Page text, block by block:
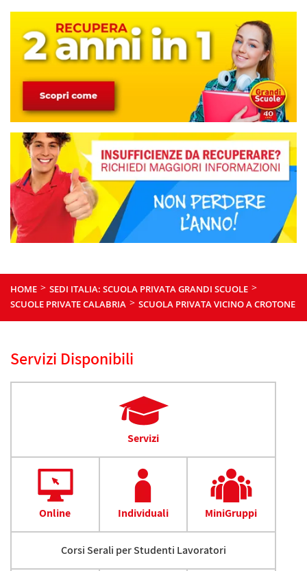
HOME > SEDI ITALIA: SCUOLA PRIVATA GRANDI SCUOLE >
SCUOLE PRIVATE CALABRIA > SCUOLA PRIVATA VICINO A CROTONE
Servizi Disponibili
Servizi
Online Individuali MiniGruppi
Corsi Serali per Studenti Lavoratori